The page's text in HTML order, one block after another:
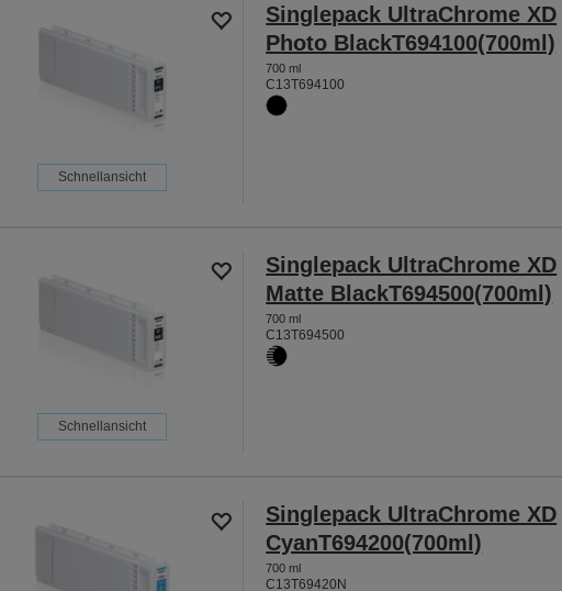
Schnellansicht
Singlepack UltraChrome XD
Photo BlackT694100(700ml)
700 ml
C13T694100
Schnellansicht
Singlepack UltraChrome XD
Matte BlackT694500(700ml)
700 ml
C13T694500
Singlepack UltraChrome XD
CyanT694200(700ml)
700 ml
C13T69420N